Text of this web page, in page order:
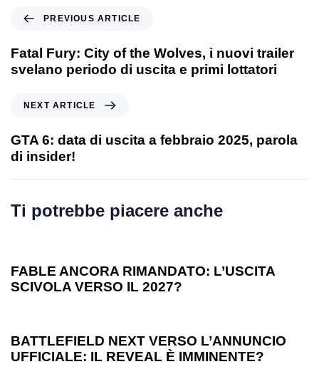
PREVIOUS ARTICLE
Fatal Fury: City of the Wolves, i nuovi trailer
svelano periodo di uscita e primi lottatori
NEXT ARTICLE
GTA 6: data di uscita a febbraio 2025, parola
di insider!
Ti potrebbe piacere anche
FABLE ANCORA RIMANDATO: L’USCITA
SCIVOLA VERSO IL 2027?
BATTLEFIELD NEXT VERSO L’ANNUNCIO
UFFICIALE: IL REVEAL È IMMINENTE?